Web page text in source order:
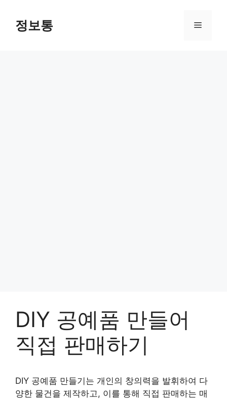
content정보통 Menu
DIY 공예품 만들어
직접 판매하기
DIY 공예품 만들기는 개인의 창의력을 발휘하여 다
양한 물건을 제작하고, 이를 통해 직접 판매하는 매